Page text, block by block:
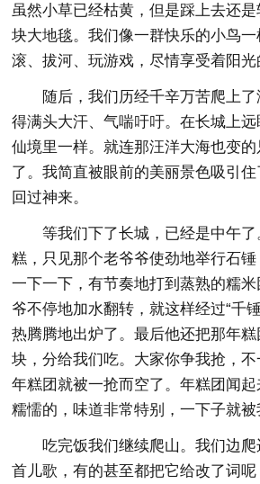
虽然小草已经枯黄，但是踩上去还
块大地毯。我们像一群快乐的小鸟
滚、拔河、玩游戏，尽情享受着阳光
随后，我们历经千辛万苦爬上
得满头大汗、气喘吁吁。在长城上
仙境里一样。就连那汪洋大海也变
了。我简直被眼前的美丽景色吸引
回过神来。
等我们下了长城，已经是中午
糕，只见那个老爷爷使劲地举行石锤
一下一下，有节奏地打到蒸熟的糯
爷不停地加水翻转，就这样经过“千
热腾腾地出炉了。最后他还把那年
块，分给我们吃。大家你争我抢，
年糕团就被一抢而空了。年糕团闻
糯懦的，味道非常特别，一下子就被
吃完饭我们继续爬山。我们边
首儿歌，有的甚至都把它给改了词